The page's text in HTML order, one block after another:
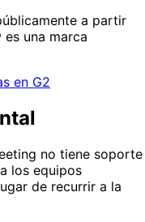
a partir
una marca
en G2
no tiene soporte
los equipos
de recurrir a la